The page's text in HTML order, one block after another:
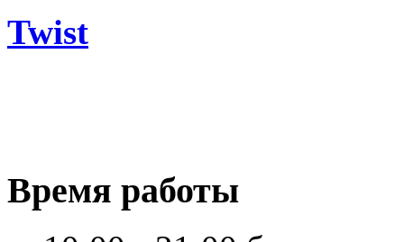
Twist
Время работы